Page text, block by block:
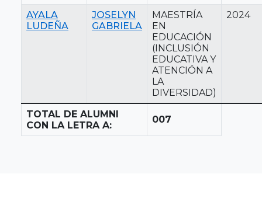
AYALA
LUDEÑA
JOSELYN
GABRIELA
MAESTRÍA
EN
EDUCACIÓN
(INCLUSIÓN
EDUCATIVA Y
ATENCIÓN A
LA
DIVERSIDAD)
2024
TOTAL DE ALUMNI
CON LA LETRA A:
007